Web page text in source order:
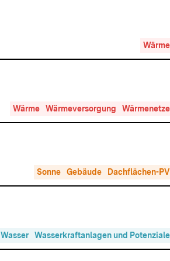
Wärme
Wärme Wärmeversorgung Wärmenetze
Sonne Gebäude Dachflächen-PV
Wasser Wasserkraftanlagen und Potenziale